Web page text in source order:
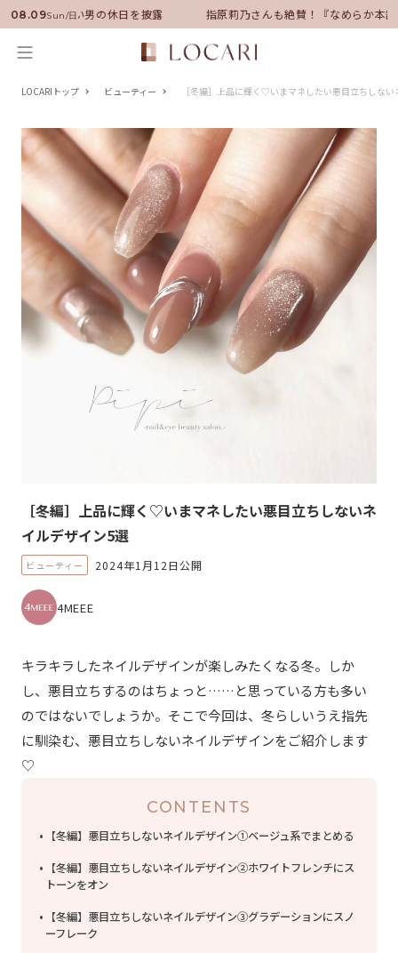
08.09Sun/日
に就任！いい男の休日を披露 指原莉乃さんも絶賛！『なめらか本
LOCARIトップ ビューティー ［冬編］上品に輝く♡いまマネしたい悪目立ちしな
［冬編］上品に輝く♡いまマネしたい悪目立ちしないネ
イルデザイン5選
ビューティー 2024年1月12日公開
4MEEE
キラキラしたネイルデザインが楽しみたくなる冬。しか
し、悪目立ちするのはちょっと……と思っている方も多い
のではないでしょうか。そこで今回は、冬らしいうえ指先
に馴染む、悪目立ちしないネイルデザインをご紹介します
♡
CONTENTS
【冬編】悪目立ちしないネイルデザイン①ベージュ系でまとめる
【冬編】悪目立ちしないネイルデザイン②ホワイトフレンチにス
トーンをオン
【冬編】悪目立ちしないネイルデザイン③グラデーションにスノ
ーフレーク